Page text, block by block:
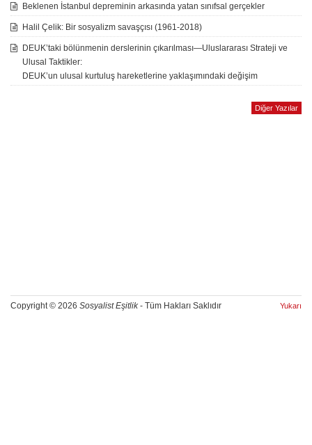
Beklenen İstanbul depreminin arkasında yatan sınıfsal gerçekler
Halil Çelik: Bir sosyalizm savaşçısı (1961-2018)
DEUK’taki bölünmenin derslerinin çıkarılması—Uluslararası Strateji ve
Ulusal Taktikler:
DEUK’un ulusal kurtuluş hareketlerine yaklaşımındaki değişim
Diğer Yazılar
Copyright © 2026 Sosyalist Eşitlik- Tüm Hakları Saklıdır Yukarı